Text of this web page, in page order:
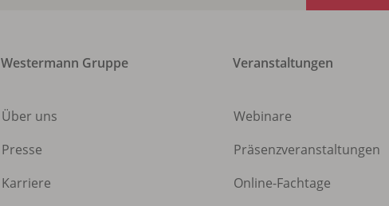
Westermann Gruppe
Über uns
Presse
Karriere
Veranstaltungen
Webinare
Präsenzveranstaltungen
Online-Fachtage